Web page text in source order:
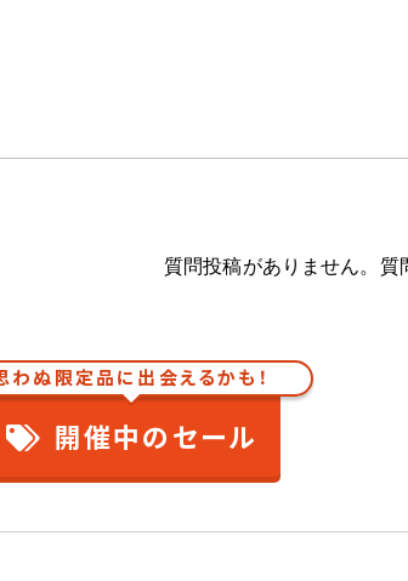
質問投稿がありません。質
わぬ限定品に出会えるかも！
開催中のセール